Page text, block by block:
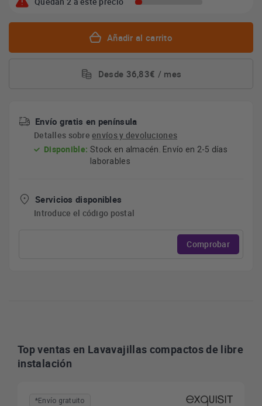
Añadir al carrito
Desde 36,83€ / mes
Envío gratis en península
Detalles sobreenvíos y devoluciones
Disponible: Stock en almacén. Envío en 2-5 días
laborables
Servicios disponibles
Introduce el código postal
Comprobar
Top ventas en Lavavajillas compactos de libre
instalación
*Envío gratuito